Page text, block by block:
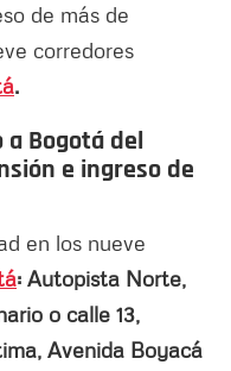
de más de
corredores
.
a Bogotá del
e ingreso de
en los nueve
: Autopista Norte,
o calle 13,
Avenida Boyacá